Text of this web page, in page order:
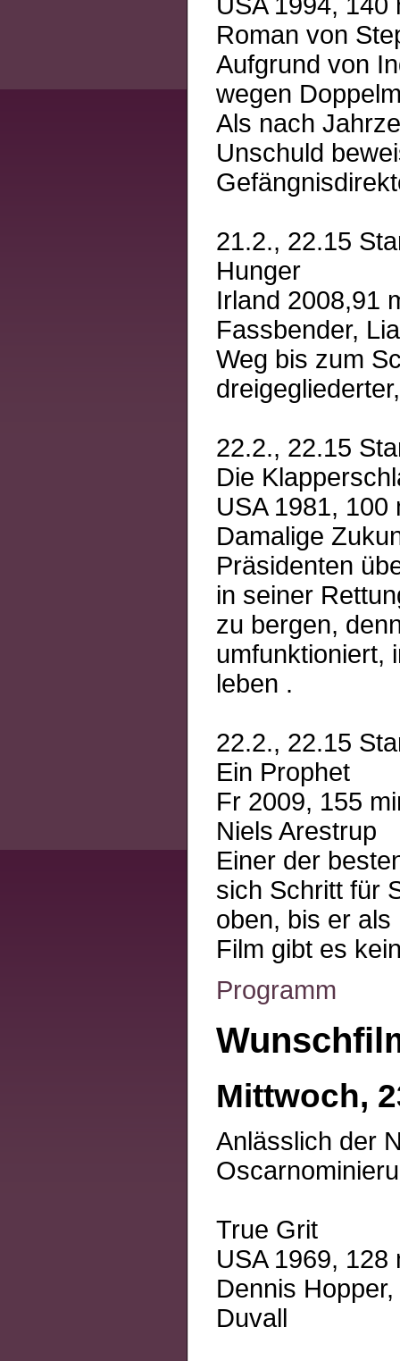
Roman von
Aufgrund von
wegen
Als nach
Unschuld
21.2., 22.15
Hunger
Irland 2008,91
Fassbender,
Weg bis zum
22.2., 22.15
Die
USA 1981,
Damalige
Präsidenten
in seiner
zu bergen,
umfunktioniert,
leben .
22.2., 22.15
Ein Prophet
Fr 2009, 155
Niels Arestrup
Einer der
sich Schritt für
oben, bis er
Film gibt es
Programm
Mittwoch,
Anlässlich der
True Grit
USA 1969,
Dennis
Duvall